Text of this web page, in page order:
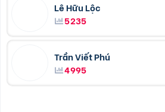
Lê Hữu Lộc
5235
Trần Viết Phú
4995